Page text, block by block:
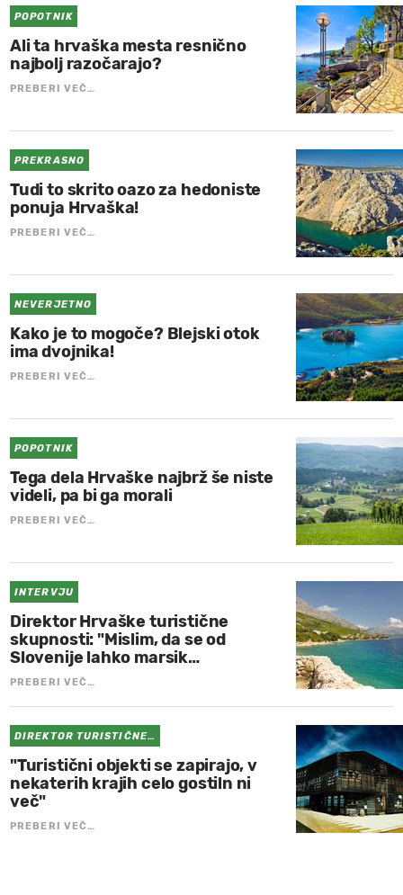
POPOTNIK
Ali ta hrvaška mesta resnično
najbolj razočarajo?
PREBERI VEČ…
PREKRASNO
Tudi to skrito oazo za hedoniste
ponuja Hrvaška!
PREBERI VEČ…
NEVERJETNO
Kako je to mogoče? Blejski otok
ima dvojnika!
PREBERI VEČ…
POPOTNIK
Tega dela Hrvaške najbrž še niste
videli, pa bi ga morali
PREBERI VEČ…
INTERVJU
Direktor Hrvaške turistične
skupnosti: "Mislim, da se od
Slovenije lahko marsik…
PREBERI VEČ…
DIREKTOR TURISTIČNE…
"Turistični objekti se zapirajo, v
nekaterih krajih celo gostiln ni
več"
PREBERI VEČ…